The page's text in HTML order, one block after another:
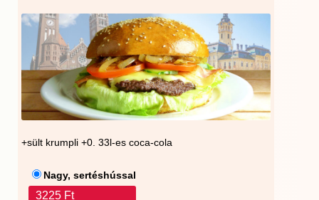
+sült krumpli +0. 33l-es coca-cola
Nagy, sertéshússal
3225 Ft